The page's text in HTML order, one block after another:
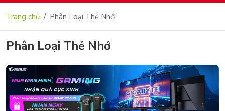
Trang chủ Phân Loại Thẻ Nhớ
Phân Loại Thẻ Nhớ